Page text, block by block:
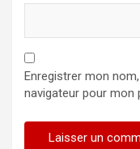
Enregistrer mon
navigateur pour mon